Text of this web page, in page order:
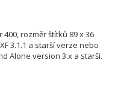
rozměr štítků 89 x 36
3.1.1 a starší verze nebo
Alone version 3.x a starší.